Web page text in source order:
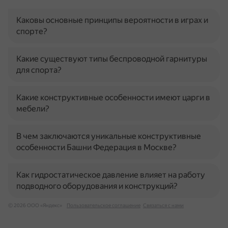
Каковы основные принципы вероятности в играх и
спорте?
Какие существуют типы беспроводной гарнитуры
для спорта?
Какие конструктивные особенности имеют царги в
мебели?
В чем заключаются уникальные конструктивные
особенности Башни Федерация в Москве?
Как гидростатическое давление влияет на работу
подводного оборудования и конструкций?
© 2026 ООО «Яндекс» Пользовательское соглашение Связаться с нами